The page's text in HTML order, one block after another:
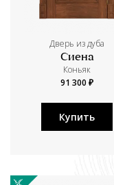
Дверь из дуба
Сиена
Коньяк
91 300 ₽
Купить